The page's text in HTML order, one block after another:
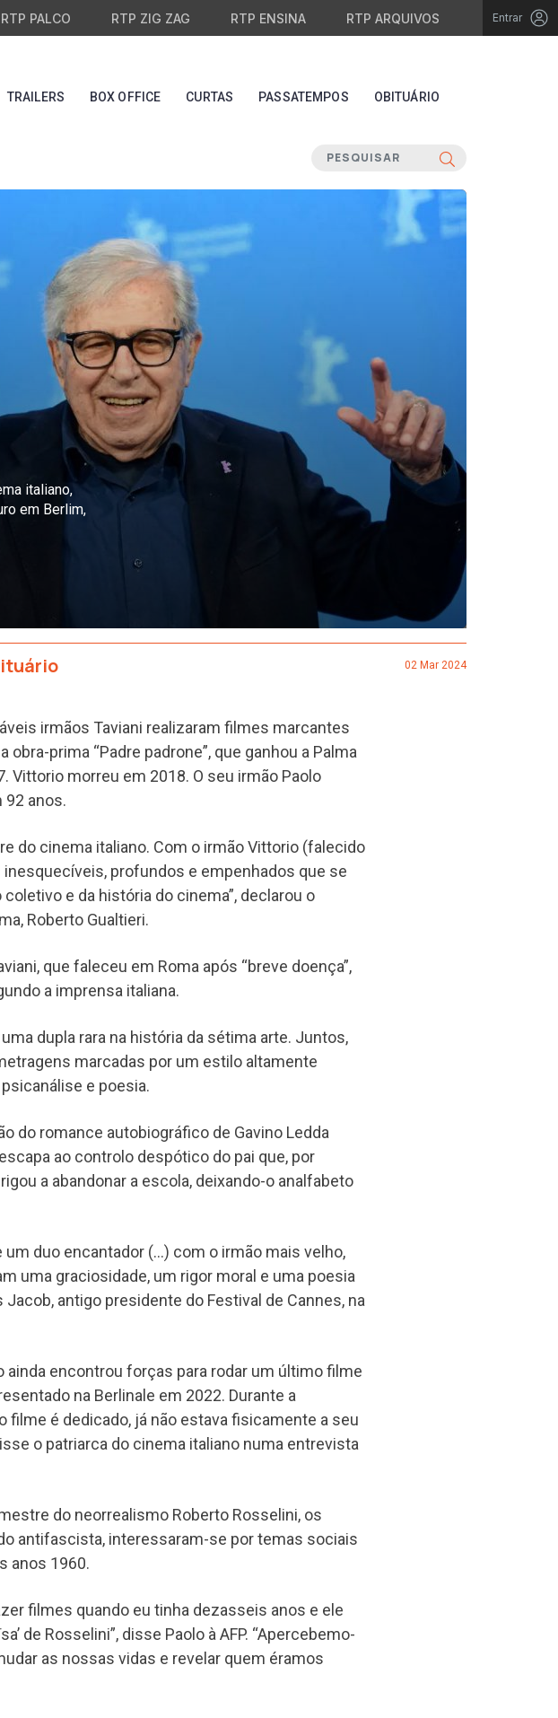
RTP PALCO RTP ZIG ZAG RTP ENSINA RTP ARQUIVOS Entrar
TRAILERS BOX OFFICE CURTAS PASSATEMPOS OBITUÁRIO
italiano,
em Berlim,
02 Mar 2024
irmãos Taviani realizaram filmes marcantes
obra-prima “Padre padrone”, que ganhou a Palma
Vittorio morreu em 2018. O seu irmão Paolo
92 anos.
do cinema italiano. Com o irmão Vittorio (falecido
profundos e empenhados que se
e da história do cinema”, declarou o
Roberto Gualtieri.
que faleceu em Roma após “breve doença”,
a imprensa italiana.
dupla rara na história da sétima arte. Juntos,
marcadas por um estilo altamente
e poesia.
do romance autobiográfico de Gavino Ledda
ao controlo despótico do pai que, por
a abandonar a escola, deixando-o analfabeto
um duo encantador (…) com o irmão mais velho,
uma graciosidade, um rigor moral e uma poesia
antigo presidente do Festival de Cannes, na
ainda encontrou forças para rodar um último filme
na Berlinale em 2022. Durante a
filme é dedicado, já não estava fisicamente a seu
o patriarca do cinema italiano numa entrevista
do neorrealismo Roberto Rosselini, os
antifascista, interessaram-se por temas sociais
anos 1960.
filmes quando eu tinha dezasseis anos e ele
de Rosselini”, disse Paolo à AFP. “Apercebemo-
as nossas vidas e revelar quem éramos